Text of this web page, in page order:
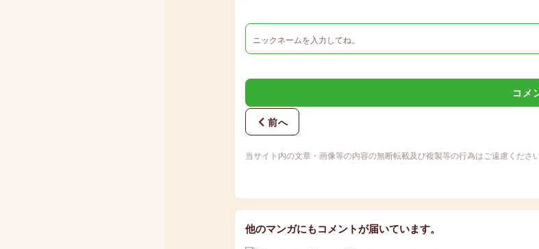
コメ
前へ
当サイト内の文章・画像等の内容の無断転載及び複製等の行為はご遠慮ください
他のマンガにもコメントが届いています。